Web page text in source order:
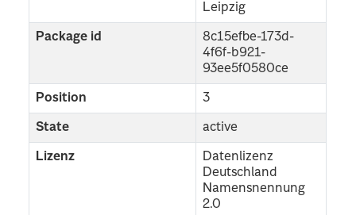
Leipzig
Package id
8c15efbe-173d-
4f6f-b921-
93ee5f0580ce
Position 3
State active
Lizenz
Datenlizenz
Deutschland
Namensnennung
2.0